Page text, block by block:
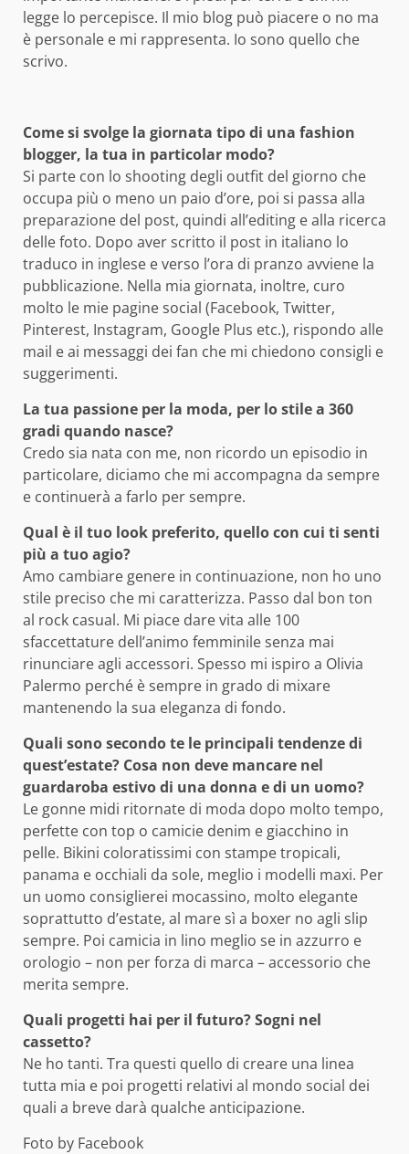
legge lo percepisce. Il mio blog può piacere o no ma
è personale e mi rappresenta. Io sono quello che
scrivo.
Come si svolge la giornata tipo di una fashion
blogger, la tua in particolar modo?
Si parte con lo shooting degli outfit del giorno che
occupa più o meno un paio d’ore, poi si passa alla
preparazione del post, quindi all’editing e alla ricerca
delle foto. Dopo aver scritto il post in italiano lo
traduco in inglese e verso l’ora di pranzo avviene la
pubblicazione. Nella mia giornata, inoltre, curo
molto le mie pagine social (Facebook, Twitter,
Pinterest, Instagram, Google Plus etc.), rispondo alle
mail e ai messaggi dei fan che mi chiedono consigli e
suggerimenti.
La tua passione per la moda, per lo stile a 360
gradi quando nasce?
Credo sia nata con me, non ricordo un episodio in
particolare, diciamo che mi accompagna da sempre
e continuerà a farlo per sempre.
Qual è il tuo look preferito, quello con cui ti senti
più a tuo agio?
Amo cambiare genere in continuazione, non ho uno
stile preciso che mi caratterizza. Passo dal bon ton
al rock casual. Mi piace dare vita alle 100
sfaccettature dell’animo femminile senza mai
rinunciare agli accessori. Spesso mi ispiro a Olivia
Palermo perché è sempre in grado di mixare
mantenendo la sua eleganza di fondo.
Quali sono secondo te le principali tendenze di
quest’estate? Cosa non deve mancare nel
guardaroba estivo di una donna e di un uomo?
Le gonne midi ritornate di moda dopo molto tempo,
perfette con top o camicie denim e giacchino in
pelle. Bikini coloratissimi con stampe tropicali,
panama e occhiali da sole, meglio i modelli maxi. Per
un uomo consiglierei mocassino, molto elegante
soprattutto d’estate, al mare sì a boxer no agli slip
sempre. Poi camicia in lino meglio se in azzurro e
orologio – non per forza di marca – accessorio che
merita sempre.
Quali progetti hai per il futuro? Sogni nel
cassetto?
Ne ho tanti. Tra questi quello di creare una linea
tutta mia e poi progetti relativi al mondo social dei
quali a breve darà qualche anticipazione.
Foto by Facebook